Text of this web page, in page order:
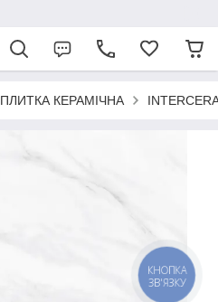
ПЛИТКА КЕРАМІЧНА
КНОПКА
ЗВ'ЯЗКУ